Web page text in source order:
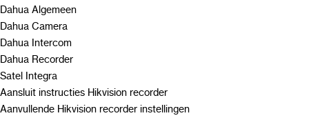
Dahua Algemeen
Dahua Camera
Dahua Intercom
Dahua Recorder
Satel Integra
Aansluit instructies Hikvision recorder
Aanvullende Hikvision recorder instellingen